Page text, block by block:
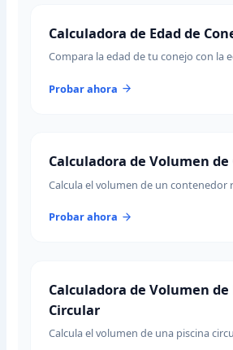
Calculadora de Edad de
Compara la edad de tu conejo con la
Probar ahora
Calculadora de Volumen
Calcula el volumen de un contenedor
Probar ahora
Calculadora de Volumen de
Circular
Calcula el volumen de una piscina